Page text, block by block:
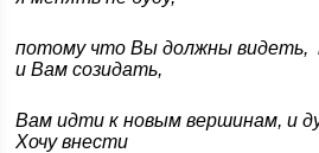
потому что Вы должны видеть,
и Вам созидать,
Вам идти к новым вершинам, и
Хочу внести